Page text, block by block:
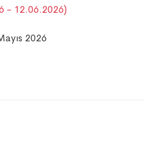
- 12.06.2026)
2026